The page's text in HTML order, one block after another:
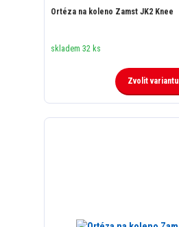
Ortéza na koleno Zamst JK2 Knee
skladem 32 ks
Zvolit variantu